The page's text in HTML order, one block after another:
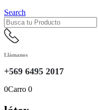
Search
Llámanos
+569 6495 2017
0Carro 0